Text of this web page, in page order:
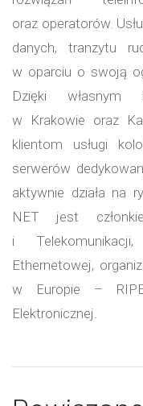
oraz operatorów.
danych, tranzytu
w oparciu o swoją
Dzięki własnym
w Krakowie oraz
klientom usługi
serwerów
aktywnie działa na
NET jest
i
Ethernetowej,
w Europie –
Elektronicznej.